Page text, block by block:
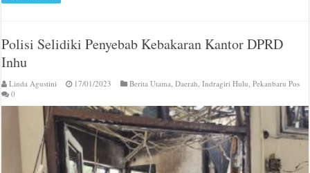
Polisi Selidiki Penyebab Kebakaran Kantor DPRD
Inhu
Linda Agustini 17/01/2023 Berita Utama ,Daerah ,Indragiri Hulu ,Pekanbaru Pos
0